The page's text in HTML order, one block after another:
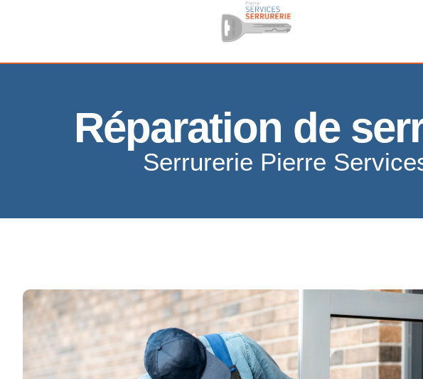
Réparation de
Serrurerie Pierre